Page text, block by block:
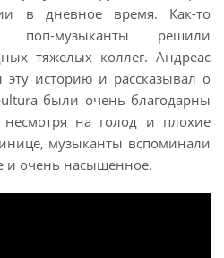
в дневное время. Как-то
поп-музыканты решили
тяжелых коллег. Андреас
эту историю и рассказывал о
были очень благодарны
на голод и плохие
музыканты вспоминали
и очень насыщенное.